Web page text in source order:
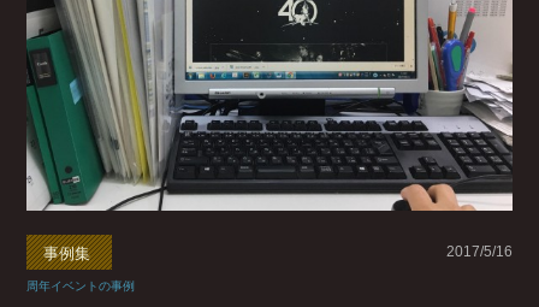
事例集 2017/5/16
周年イベントの事例